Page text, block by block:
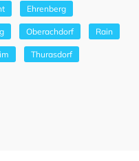
Ehrenberg
Oberachdorf Rain
Thurasdorf